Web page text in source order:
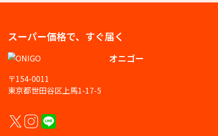
スーパー価格で、すぐ届く
オニゴー
〒154-0011
東京都世田谷区上馬1-17-5